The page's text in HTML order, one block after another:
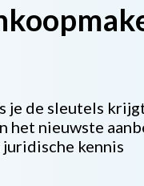
je de sleutels
het nieuwste
kennis